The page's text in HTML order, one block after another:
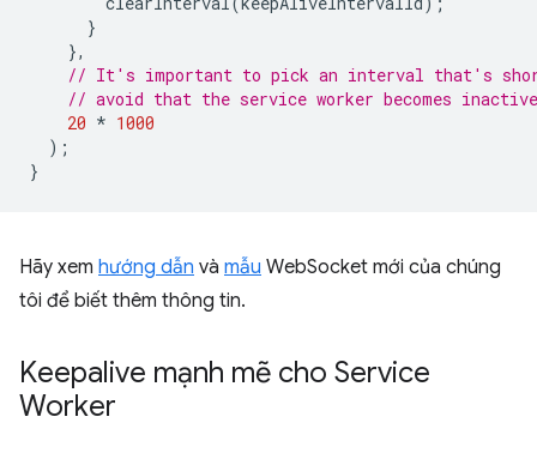
}
},
// It's important to pick an interval that's
// avoid that the service worker becomes
20 * 1000
);
}
Hãy xem hướng dẫn và mẫu WebSocket mới của chúng
tôi để biết thêm thông tin.
Keepalive mạnh mẽ cho Service
Worker